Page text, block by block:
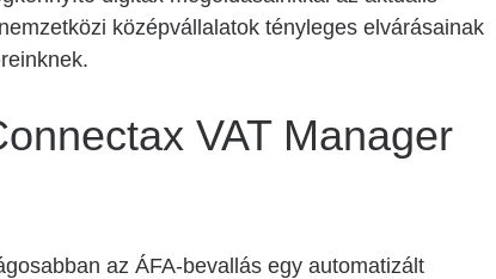
középvállalatok tényleges elvárásainak
VAT Manager
az ÁFA-bevallás egy automatizált